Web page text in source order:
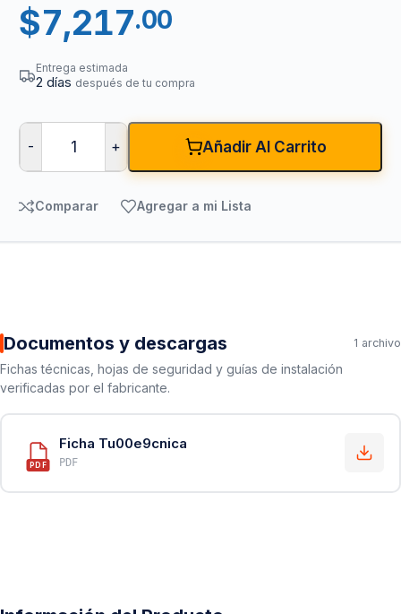
$7,217.00
Entrega estimada
2 días después de tu compra
- + Añadir Al Carrito
Comparar Agregar a mi Lista
Documentos y descargas 1 archivo
Fichas técnicas, hojas de seguridad y guías de instalación
verificadas por el fabricante.
PDF
Ficha Tu00e9cnica
PDF